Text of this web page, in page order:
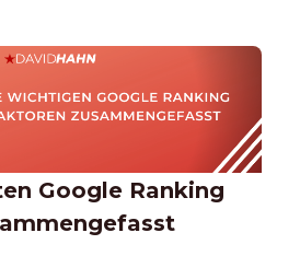
Google Ranking